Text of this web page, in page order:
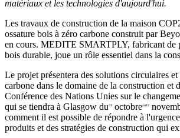
matériaux et les technologies d'aujourd'hui.
Les travaux de construction de la maison
ossature bois à zéro carbone construit par
en cours. MEDITE SMARTPLY, fabricant de
bois durable, joue un rôle essentiel dans la
Le projet présentera des solutions circulaires
carbone dans le domaine de la construction et
Conférence des Nations Unies sur le
qui se tiendra à Glasgow du31 octobreau12
comment il est possible de répondre à
produits et des stratégies de construction qui